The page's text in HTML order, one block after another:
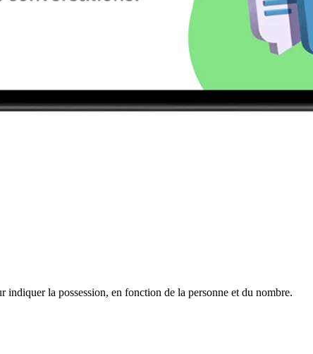
la possession, en fonction de la personne et du nombre.